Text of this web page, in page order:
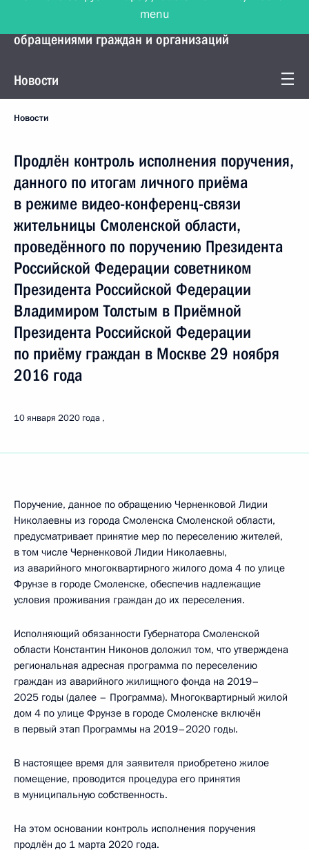
Управление Президента по работе с
обращениями граждан и организаций
Новости
Новости
Продлён контроль исполнения поручения,
данного по итогам личного приёма
в режиме видео-конференц-связи
жительницы Смоленской области,
проведённого по поручению Президента
Российской Федерации советником
Президента Российской Федерации
Владимиром Толстым в Приёмной
Президента Российской Федерации
по приёму граждан в Москве 29 ноября
2016 года
10 января 2020 года
Поручение, данное по обращению Черненковой Лидии
Николаевны из города Смоленска Смоленской области,
предусматривает принятие мер по переселению жителей,
в том числе Черненковой Лидии Николаевны,
из аварийного многоквартирного жилого дома 4 по улице
Фрунзе в городе Смоленске, обеспечив надлежащие
условия проживания граждан до их переселения.
Исполняющий обязанности Губернатора Смоленской
области Константин Никонов доложил том, что утверждена
региональная адресная программа по переселению
граждан из аварийного жилищного фонда на 2019–
2025 годы (далее – Программа). Многоквартирный жилой
дом 4 по улице Фрунзе в городе Смоленске включён
в первый этап Программы на 2019–2020 годы.
В настоящее время для заявителя приобретено жилое
помещение, проводится процедура его принятия
в муниципальную собственность.
На этом основании контроль исполнения поручения
продлён до 1 марта 2020 года.
menu